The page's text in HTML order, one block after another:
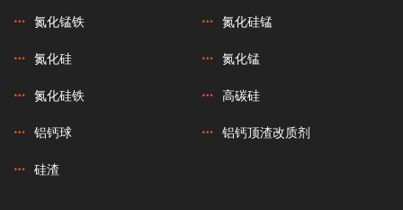
氮化锰铁 氮化硅锰
氮化硅 氮化锰
氮化硅铁 高碳硅
铝钙球 铝钙顶渣改质剂
硅渣